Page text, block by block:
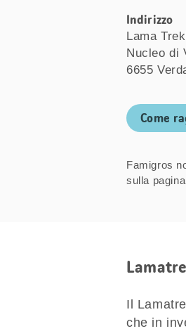
Indirizzo
Lama
Nucleo di
6655
Come
Famigros
sulla
Il
che in